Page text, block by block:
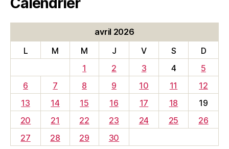
avril 2026
L
M M J V S
D
1
2 3 4
5
6
7 8 9 10 11
12
13
14 15 16 17 18
19
20
21 22 23 24 25
26
27
28 29 30